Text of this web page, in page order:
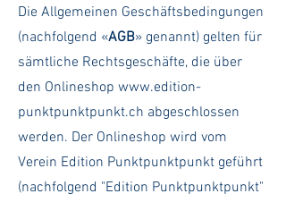
Die Allgemeinen Geschäftsbedingungen
(nachfolgend «AGB» genannt) gelten für
sämtliche Rechtsgeschäfte, die über
den Onlineshop www.edition-
punktpunktpunkt.ch abgeschlossen
werden. Der Onlineshop wird vom
Verein Edition Punktpunktpunkt geführt
(nachfolgend "Edition Punktpunktpunkt"